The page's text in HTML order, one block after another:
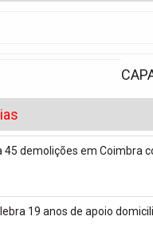
45 demolições em Coimbra
19 anos de apoio